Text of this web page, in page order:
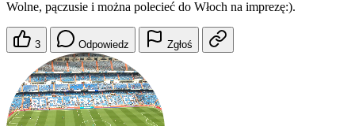
Wolne, pączusie i można polecieć do Włoch na imprezę:).
3 Odpowiedz Zgłoś